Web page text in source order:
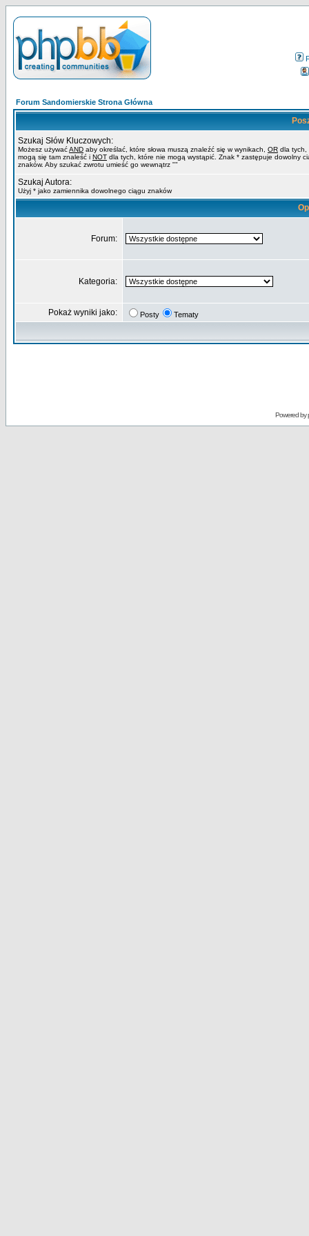
Forum Sandomierskie Strona Główna
Szukaj Słów Kluczowych:
Możesz używaćAND aby określać, które słowa muszą znaleźć się w wynikach, OR dla tych,
mogą się tam znaleść i NOT dla tych, które nie mogą wystąpić. Znak * zastępuje dowolny
znaków. Aby szukać zwrotu umieść go wewnątrz ""
Szukaj Autora:
Użyj * jako zamiennika dowolnego ciągu znaków
Forum:
Kategoria:
Pokaż wyniki jako: Posty Tematy
Powered by